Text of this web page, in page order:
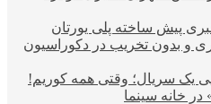
پیش ساخته پلی یورتان
و بدون تخریب در دکوراسیون
یک سریال؛ وقتی همه کوریم!
خانه سینما